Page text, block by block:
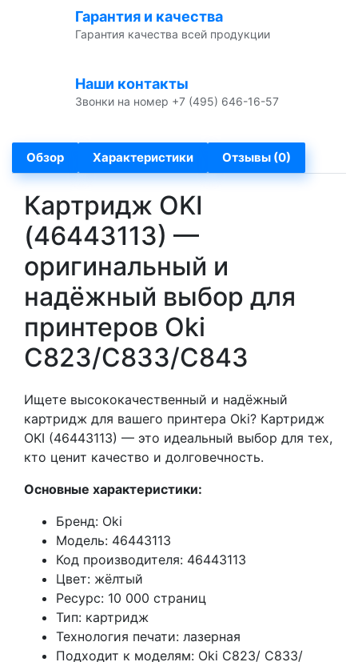
Гарантия и качества
Гарантия качества всей продукции
Наши контакты
Звонки на номер +7 (495) 646-16-57
Обзор Характеристики Отзывы (0)
Картридж OKI
(46443113) —
оригинальный и
надёжный выбор для
принтеров Oki
C823/C833/C843
Ищете высококачественный и надёжный
картридж для вашего принтера Oki? Картридж
OKI (46443113) — это идеальный выбор для тех,
кто ценит качество и долговечность.
Основные характеристики:
Бренд: Oki
Модель: 46443113
Код производителя: 46443113
Цвет: жёлтый
Ресурс: 10 000 страниц
Тип: картридж
Технология печати: лазерная
Подходит к моделям: Oki C823/ C833/